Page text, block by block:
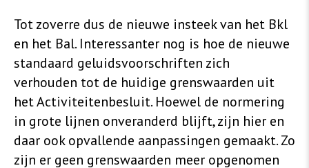
Tot zoverre dus de nieuwe insteek van het Bkl
en het Bal. Interessanter nog is hoe de nieuwe
standaard geluidsvoorschriften zich
verhouden tot de huidige grenswaarden uit
het Activiteitenbesluit. Hoewel de normering
in grote lijnen onveranderd blijft, zijn hier en
daar ook opvallende aanpassingen gemaakt. Zo
zijn er geen grenswaarden meer opgenomen